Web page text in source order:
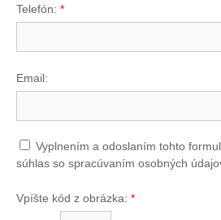
Telefón: *
Email:
Vyplnením a odoslaním tohto
súhlas so spracúvaním osobných
Vpíšte kód z obrázka: *